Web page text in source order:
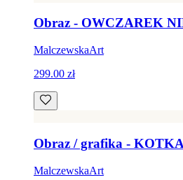
Obraz - OWCZAREK
MalczewskaArt
299.00 zł
Obraz / grafika -
MalczewskaArt